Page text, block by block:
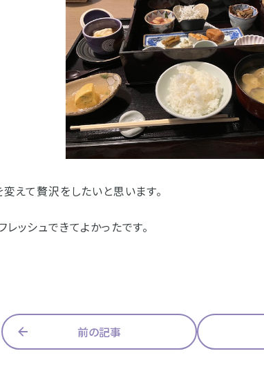
えて贅沢をしたいと思います。
ッシュできてよかったです。
前の記事